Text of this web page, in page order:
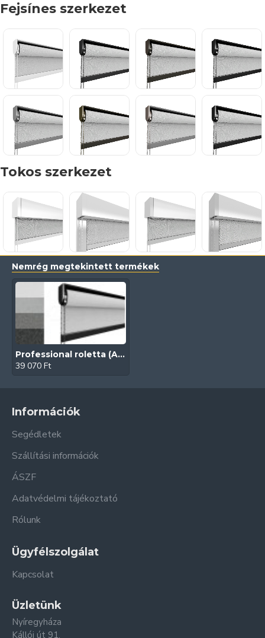
Fejsínes szerkezet
Tokos szerkezet
Nemrég megtekintett termékek
Professional roletta (Atlas FR)
39 070 Ft
Információk
Segédletek
Szállítási információk
ÁSZF
Adatvédelmi tájékoztató
Rólunk
Ügyfélszolgálat
Kapcsolat
Üzletünk
Nyíregyháza
Kállói út 91.